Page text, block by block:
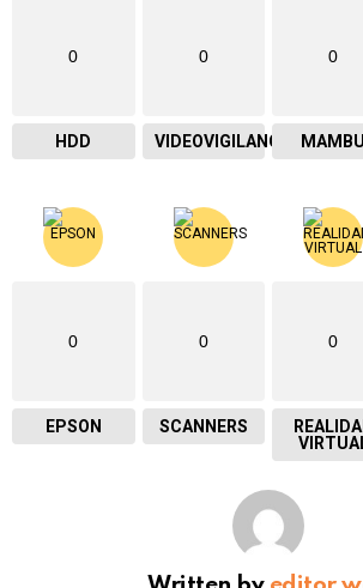
0
HDD
0
VIDEOVIGILANCIA
0
MAMBU
0
EPSON
0
SCANNERS
0